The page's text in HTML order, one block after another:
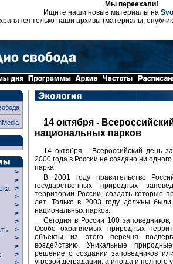
Мы переехали!
Ищите наши новые материалы на
только наши архивы (материалы,
>
>
>
>
>
>
>
>
>
>
>
14 октября -
национальных парков
14 октября - Всероссийский день
2000 года в России не создано ни
парка.
В 2001 году правительство
государственных природных
территории России, создать которые
лет. Только в 2003 году должны
национальных парков.
Сегодня в России 100
Особо охраняемых природных
объекты из этого перечня
воздействию. Уникальные
решение о создании заповедников
угрозой деградации, а иногда и полного